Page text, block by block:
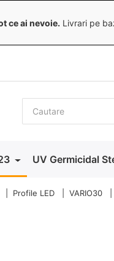
ce ai nevoie. Livrari pe
UV Germicidal
Profile LED VARIO30